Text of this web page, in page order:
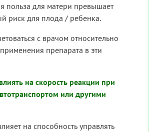
польза для матери превышает
риск для плода / ребенка.
с врачом относительно
препарата в эти
на скорость реакции при
или другими
на способность управлять